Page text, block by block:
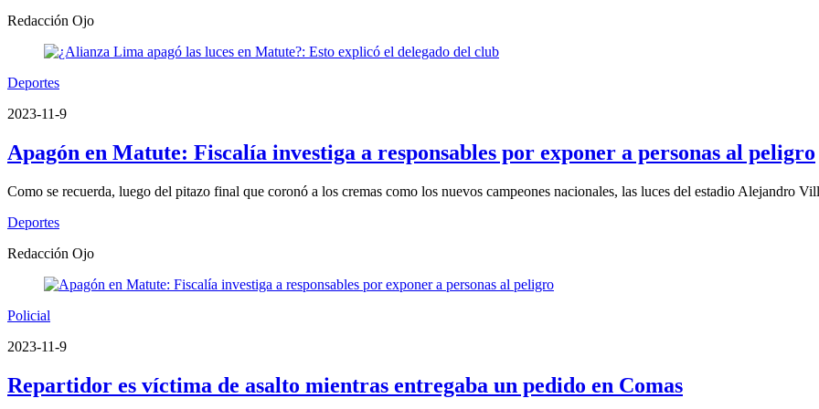
Redacción Ojo
Deportes
2023-11-9
Apagón en Matute: Fiscalía investiga a responsables por exponer a personas al peligro
Como se recuerda, luego del pitazo final que coronó a los cremas como los nuevos campeones nacionales, las luces del estadio Alejandro
Deportes
Redacción Ojo
Policial
2023-11-9
Repartidor es víctima de asalto mientras entregaba un pedido en Comas